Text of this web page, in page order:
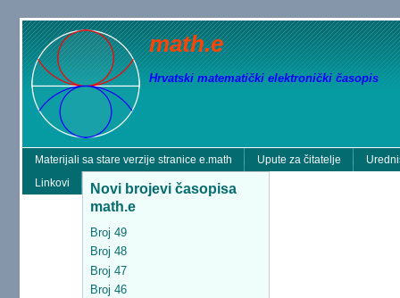
math.e
Hrvatski matematički elektronički časopis
Materijali sa stare verzije stranice e.math Upute za čitatelje
Linkovi
Novi brojevi časopisa
math.e
Broj 49
Broj 48
Broj 47
Broj 46